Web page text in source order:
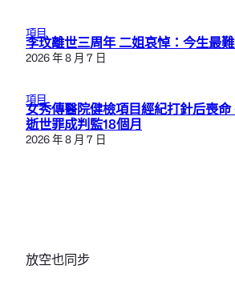
項目
李玟離世三周年 二姐哀悼：今生最
2026 年 8 月 7 日
項目
女秀傳醫院健檢項目經紀打針后喪
逝世罪成判監18個月
2026 年 8 月 7 日
放空也同步